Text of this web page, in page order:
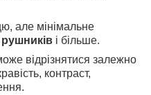
але мінімальне
рушників і більше.
відрізнятися залежно
контраст,